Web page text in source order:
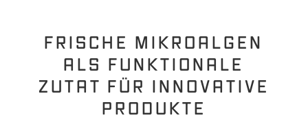
FRISCHE MIKROALGEN
ALS FUNKTIONALE
ZUTAT FÜR INNOVATIVE
PRODUKTE